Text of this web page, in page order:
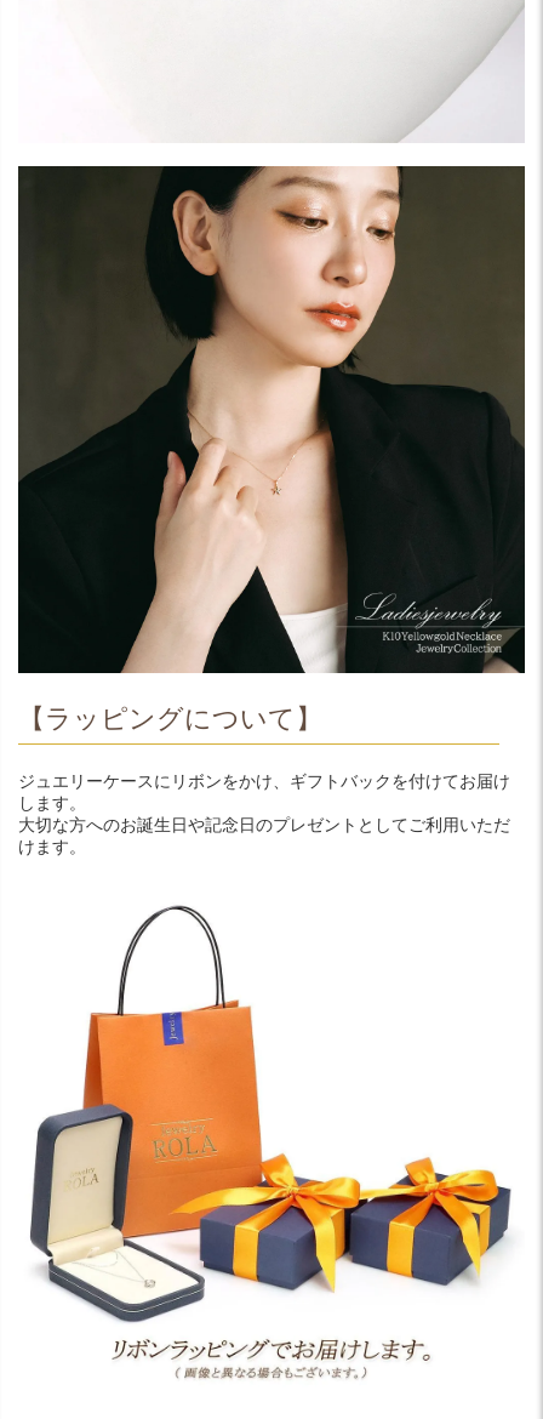
【ラッピングについて】
ジュエリーケースにリボンをかけ、ギフトバックを付けてお届け
します。
大切な方へのお誕生日や記念日のプレゼントとしてご利用いただ
けます。